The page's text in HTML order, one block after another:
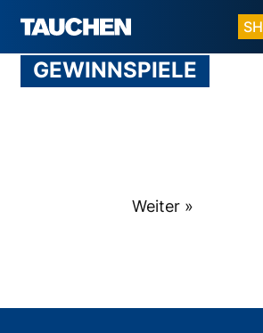
GEWINNSPIELE
Weiter »